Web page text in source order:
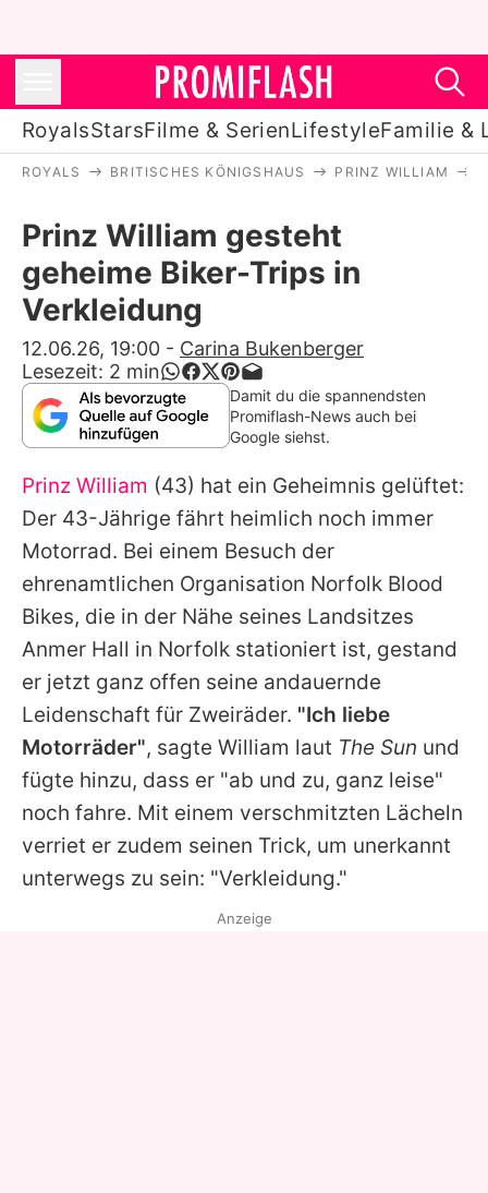
RoyalsStarsFilme & SerienLifestyleFamilie &
Stars
Filme & Serien
Lifestyle
Familie & Liebe
Promiflash Exklusiv
Alle Themen auf Promiflash
Jobs
App runterladen
Team
Redaktionelle Richtlinien
Impressum
Datenschutzerklärung
Utiq verwalten
ROYALS BRITISCHES KÖNIGSHAUS PRINZ WILLIAM
Prinz William gesteht
geheime Biker-Trips in
Verkleidung
12.06.26, 19:00 - Carina Bukenberger
Lesezeit: 2 min
Damit du die spannendsten
Promiflash-News auch bei
Google siehst.
Prinz William (43) hat ein Geheimnis gelüftet:
Der 43-Jährige fährt heimlich noch immer
Motorrad. Bei einem Besuch der
ehrenamtlichen Organisation Norfolk Blood
Bikes, die in der Nähe seines Landsitzes
Anmer Hall in Norfolk stationiert ist, gestand
er jetzt ganz offen seine andauernde
Leidenschaft für Zweiräder. "Ich liebe
Motorräder", sagte William laut The Sun und
fügte hinzu, dass er "ab und zu, ganz leise"
noch fahre. Mit einem verschmitzten Lächeln
verriet er zudem seinen Trick, um unerkannt
unterwegs zu sein: "Verkleidung."
Anzeige